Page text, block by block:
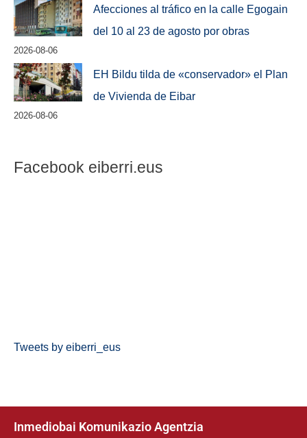
Afecciones al tráfico en la calle Egogain
del 10 al 23 de agosto por obras
2026-08-06
EH Bildu tilda de «conservador» el Plan
de Vivienda de Eibar
2026-08-06
Facebook eiberri.eus
Tweets by eiberri_eus
Inmediobai Komunikazio Agentzia